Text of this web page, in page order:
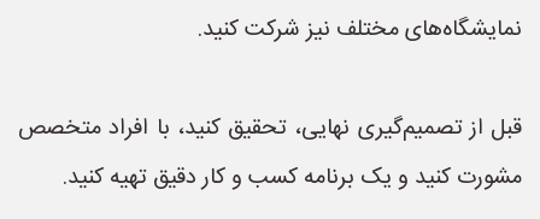
نمایشگاه‌های مختلف نیز شرکت کنید.
قبل از تصمیم‌گیری نهایی، تحقیق کنید، با افراد متخصص
مشورت کنید و یک برنامه کسب و کار دقیق تهیه کنید.